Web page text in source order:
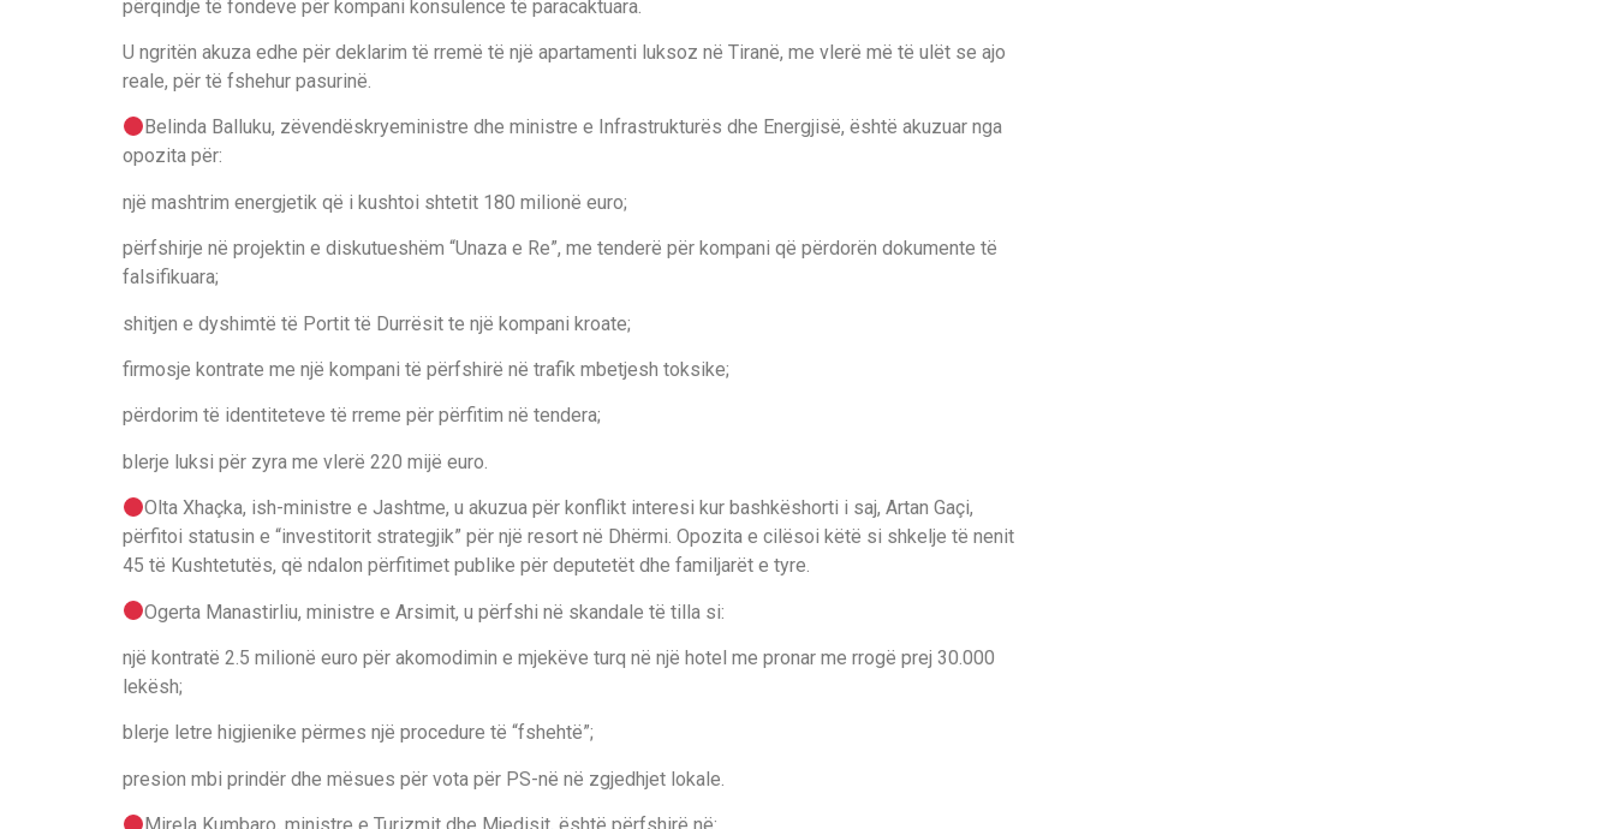
përqindje të fondeve për kompani konsulence të paracaktuara.
U ngritën akuza edhe për deklarim të rremë të një apartamenti luksoz në Tiranë, me vlerë më të ulët se ajo
reale, për të fshehur pasurinë.
Belinda Balluku, zëvendëskryeministre dhe ministre e Infrastrukturës dhe Energjisë, është akuzuar nga
opozita për:
një mashtrim energjetik që i kushtoi shtetit 180 milionë euro;
përfshirje në projektin e diskutueshëm “Unaza e Re”, me tenderë për kompani që përdorën dokumente të
falsifikuara;
shitjen e dyshimtë të Portit të Durrësit te një kompani kroate;
firmosje kontrate me një kompani të përfshirë në trafik mbetjesh toksike;
përdorim të identiteteve të rreme për përfitim në tendera;
blerje luksi për zyra me vlerë 220 mijë euro.
Olta Xhaçka, ish-ministre e Jashtme, u akuzua për konflikt interesi kur bashkëshorti i saj, Artan Gaçi,
përfitoi statusin e “investitorit strategjik” për një resort në Dhërmi. Opozita e cilësoi këtë si shkelje të nenit
45 të Kushtetutës, që ndalon përfitimet publike për deputetët dhe familjarët e tyre.
Ogerta Manastirliu, ministre e Arsimit, u përfshi në skandale të tilla si:
një kontratë 2.5 milionë euro për akomodimin e mjekëve turq në një hotel me pronar me rrogë prej 30.000
lekësh;
blerje letre higjienike përmes një procedure të “fshehtë”;
presion mbi prindër dhe mësues për vota për PS-në në zgjedhjet lokale.